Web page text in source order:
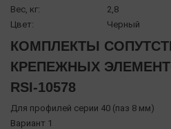
Вес, кг:
2,8
Цвет:
Черный
КОМПЛЕКТЫ
КРЕПЕЖНЫХ
RSI-10578
Для профилей серии 40 (паз 8 мм)
Вариант 1